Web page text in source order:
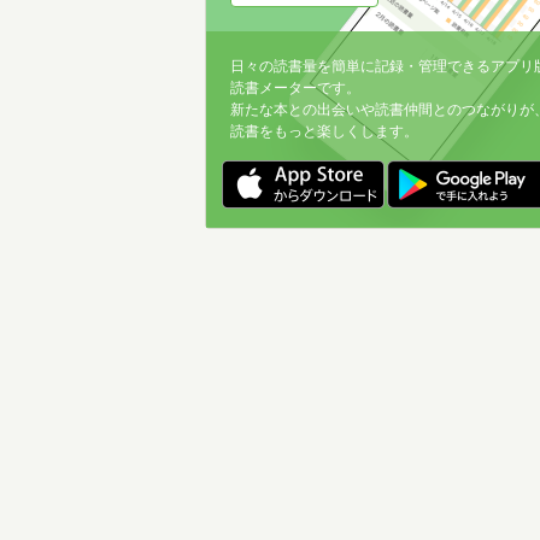
日々の読書量を簡単に記録・管理できるアプリ
読書メーターです。
新たな本との出会いや読書仲間とのつながりが
読書をもっと楽しくします。